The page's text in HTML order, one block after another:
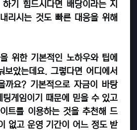
기 힘드시다면 배당이라는 지
리시는 것도 빠른 대응을 위해
위한 기본적인 노하우와 팁에
보았는데요. 그렇다면 어디에서
까요? 기본적으로 자금이 바탕
팅게임이기 때문에 믿을 수 있고
트를 이용하는 것을 추천해 드
없고 운영 기간이 어느 정도 받